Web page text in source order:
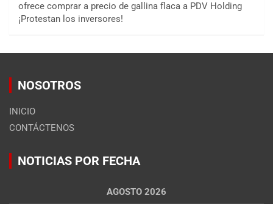
ofrece comprar a precio de gallina flaca a PDV Holding
¡Protestan los inversores!
NOSOTROS
INICIO
CONTÁCTENOS
NOTICIAS POR FECHA
AGOSTO 2026